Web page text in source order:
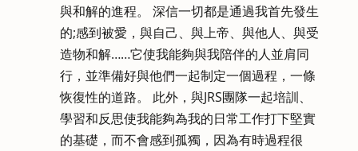
與和解的進程。 深信一切都是通過我首先發生
的;感到被愛，與自己、與上帝、與他人、與受
造物和解……它使我能夠與我陪伴的人並肩同
行，並準備好與他們一起制定一個過程，一條
恢復性的道路。 此外，與JRS團隊一起培訓、
學習和反思使我能夠為我的日常工作打下堅實
的基礎，而不會感到孤獨，因為有時過程很